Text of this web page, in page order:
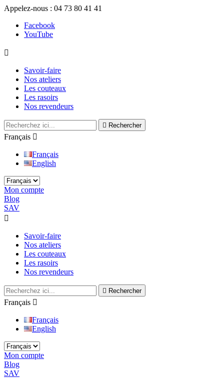
Appelez-nous : 04 73 80 41 41
Facebook
YouTube

Savoir-faire
Nos ateliers
Les couteaux
Les rasoirs
Nos revendeurs
 Rechercher
Français 
Français
English
Mon compte
Blog
SAV

Savoir-faire
Nos ateliers
Les couteaux
Les rasoirs
Nos revendeurs
 Rechercher
Français 
Français
English
Mon compte
Blog
SAV